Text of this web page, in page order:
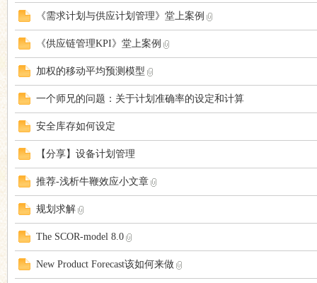
《需求计划与供应计划管理》堂上案例
《供应链管理KPI》堂上案例
加权的移动平均预测模型
一个师兄的问题：关于计划准确率的设定和计算
安全库存如何设定
【分享】设备计划管理
推荐-浅析牛鞭效应小文章
规划求解
The SCOR-model 8.0
New Product Forecast该如何来做